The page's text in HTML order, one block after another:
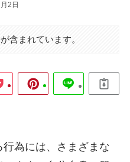
2日
含まれています。
為には、さまざまな